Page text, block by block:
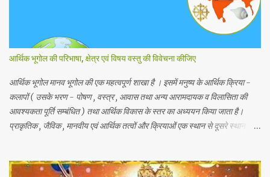
आर्थिक भूगोल की परिभाषा, क्षेत्र एवं विषय वस्तु की विवेचना कीजिए
आर्थिक भूगोल मानव भूगोल की एक महत्वपूर्ण शाखा है । इसमें मनुष्य के आर्थिक क्रिया -
कलापों ( उसके भरण - पोषण , वस्त्र , आवास तथा अन्य आरामदायक व विलासिता की
आवश्यकता पूर्ति सम्बंधित ) तथा आर्थिक विकास के स्तर का अध्ययन किया जाता है।
प्राकृतिक , जैविक , मानवीय एवं आर्थिक तत्वों और क्रियाओं एक स्थान से दूसरे स्थान पर
विद्वानों ने निम्नलिखित प्रमुख परिभाषाएं दी है। 1.प्रो . ब्राउन के शब्दों में - आर्थिक भूगोल